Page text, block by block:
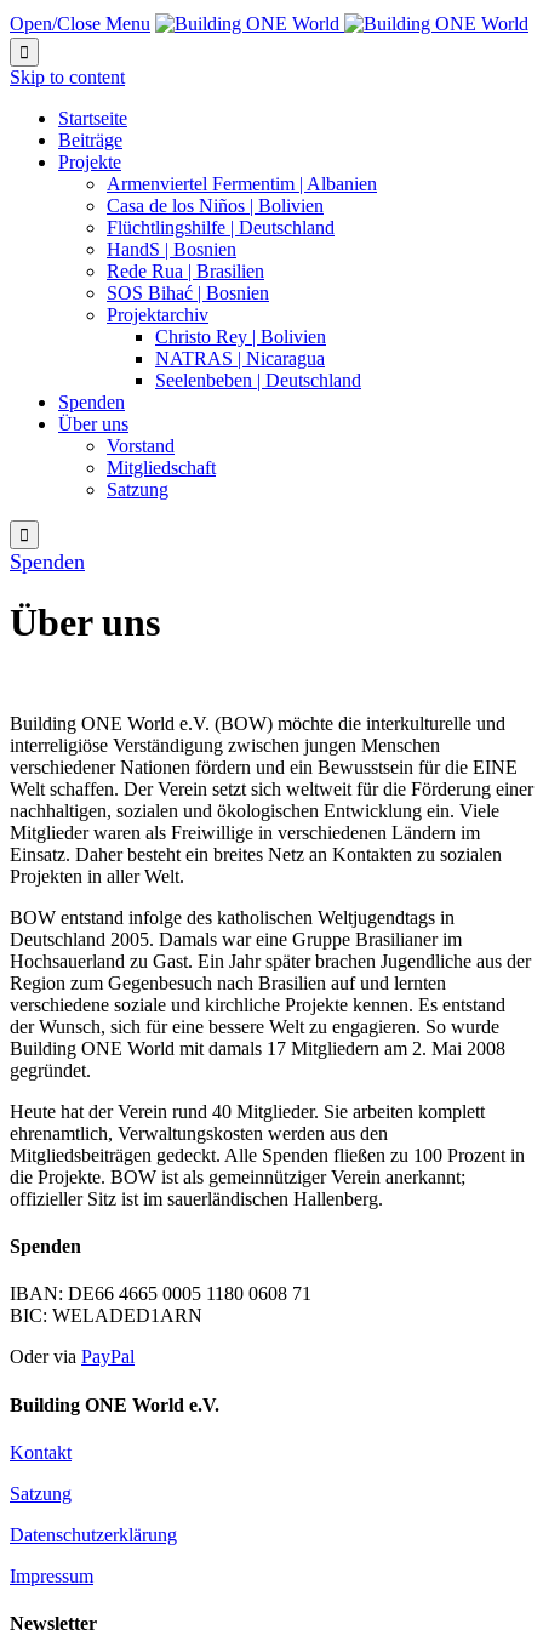
Open/Close Menu

Skip to content
Startseite
Beiträge
Projekte
Armenviertel Fermentim | Albanien
Casa de los Niños | Bolivien
Flüchtlingshilfe | Deutschland
HandS | Bosnien
Rede Rua | Brasilien
SOS Bihać | Bosnien
Projektarchiv
Christo Rey | Bolivien
NATRAS | Nicaragua
Seelenbeben | Deutschland
Spenden
Über uns
Vorstand
Mitgliedschaft
Satzung

Spenden
Über uns
Building ONE World e.V. (BOW) möchte die interkulturelle und
interreligiöse Verständigung zwischen jungen Menschen
verschiedener Nationen fördern und ein Bewusstsein für die EINE
Welt schaffen. Der Verein setzt sich weltweit für die Förderung einer
nachhaltigen, sozialen und ökologischen Entwicklung ein. Viele
Mitglieder waren als Freiwillige in verschiedenen Ländern im
Einsatz. Daher besteht ein breites Netz an Kontakten zu sozialen
Projekten in aller Welt.
BOW entstand infolge des katholischen Weltjugendtags in
Deutschland 2005. Damals war eine Gruppe Brasilianer im
Hochsauerland zu Gast. Ein Jahr später brachen Jugendliche aus der
Region zum Gegenbesuch nach Brasilien auf und lernten
verschiedene soziale und kirchliche Projekte kennen. Es entstand
der Wunsch, sich für eine bessere Welt zu engagieren. So wurde
Building ONE World mit damals 17 Mitgliedern am 2. Mai 2008
gegründet.
Heute hat der Verein rund 40 Mitglieder. Sie arbeiten komplett
ehrenamtlich, Verwaltungskosten werden aus den
Mitgliedsbeiträgen gedeckt. Alle Spenden fließen zu 100 Prozent in
die Projekte. BOW ist als gemeinnütziger Verein anerkannt;
offizieller Sitz ist im sauerländischen Hallenberg.
Spenden
IBAN: DE66 4665 0005 1180 0608 71
BIC: WELADED1ARN
Oder via PayPal
Building ONE World e.V.
Kontakt
Satzung
Datenschutzerklärung
Impressum
Newsletter